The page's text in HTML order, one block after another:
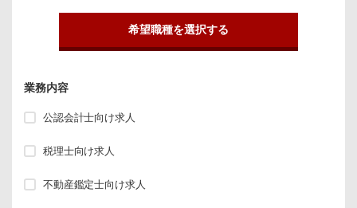
希望職種を選択する
業務内容
公認会計士向け求人
税理士向け求人
不動産鑑定士向け求人